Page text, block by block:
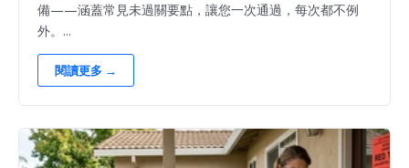
備——涵蓋常見未過關要點，讓您一次通過，每次都不例
外。...
閱讀更多 →